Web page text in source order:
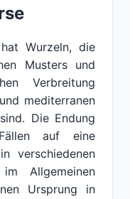
Wurzeln, die
Musters und
Verbreitung
mediterranen
Die Endung
auf eine
verschiedenen
Allgemeinen
Ursprung in